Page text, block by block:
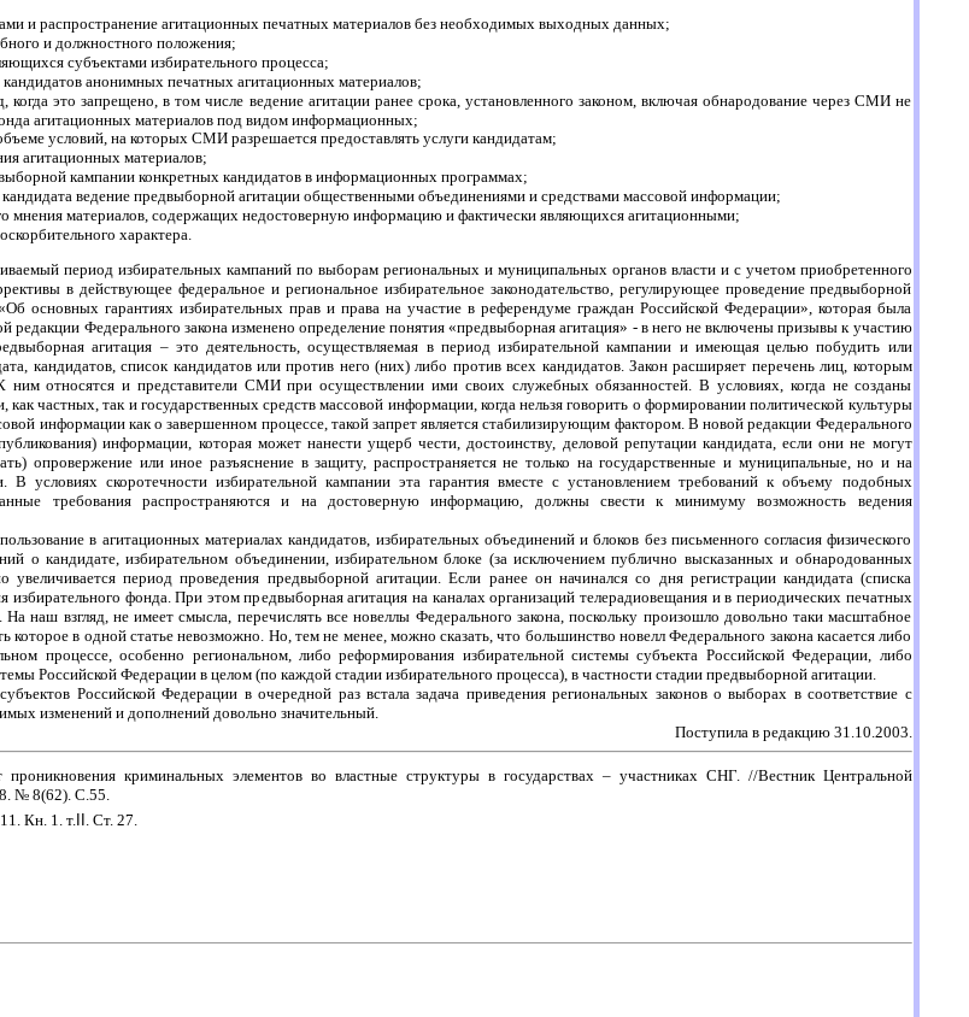
и распространение агитационных печатных материалов без необходимых выходных данных;
и должностного положения;
субъектами избирательного процесса;
анонимных печатных агитационных материалов;
это запрещено, в том числе ведение агитации ранее срока, установленного законом, включая обнародование через СМИ не
агитационных материалов под видом информационных;
условий, на которых СМИ разрешается предоставлять услуги кандидатам;
агитационных материалов;
кампании конкретных кандидатов в информационных программах;
кандидата ведение предвыборной агитации общественными объединениями и средствами массовой информации;
мнения материалов, содержащих недостоверную информацию и фактически являющихся агитационными;
характера.
период избирательных кампаний по выборам региональных и муниципальных органов власти и с учетом приобретенного
в действующее федеральное и региональное избирательное законодательство, регулирующее проведение предвыборной
основных гарантиях избирательных прав и права на участие в референдуме граждан Российской Федерации», которая была
редакции Федерального закона изменено определение понятия «предвыборная агитация» - в него не включены призывы к участию
агитация – это деятельность, осуществляемая в период избирательной кампании и имеющая целью побудить или
кандидатов, список кандидатов или против него (них) либо против всех кандидатов. Закон расширяет перечень лиц, которым
относятся и представители СМИ при осуществлении ими своих служебных обязанностей. В условиях, когда не созданы
частных, так и государственных средств массовой информации, когда нельзя говорить о формировании политической культуры
информации как о завершенном процессе, такой запрет является стабилизирующим фактором. В новой редакции Федерального
информации, которая может нанести ущерб чести, достоинству, деловой репутации кандидата, если они не могут
опровержение или иное разъяснение в защиту, распространяется не только на государственные и муниципальные, но и на
В условиях скоротечности избирательной кампании эта гарантия вместе с установлением требований к объему подобных
требования распространяются и на достоверную информацию, должны свести к минимуму возможность ведения
в агитационных материалах кандидатов, избирательных объединений и блоков без письменного согласия физического
о кандидате, избирательном объединении, избирательном блоке (за исключением публично высказанных и обнародованных
период проведения предвыборной агитации. Если ранее он начинался со дня регистрации кандидата (списка
избирательного фонда. При этом предвыборная агитация на каналах организаций телерадиовещания и в периодических печатных
наш взгляд, не имеет смысла, перечислять все новеллы Федерального закона, поскольку произошло довольно таки масштабное
которое в одной статье невозможно. Но, тем не менее, можно сказать, что большинство новелл Федерального закона касается либо
процессе, особенно региональном, либо реформирования избирательной системы субъекта Российской Федерации, либо
Российской Федерации в целом (по каждой стадии избирательного процесса), в частности стадии предвыборной агитации.
Российской Федерации в очередной раз встала задача приведения региональных законов о выборах в соответствие с
изменений и дополнений довольно значительный.
Поступила в редакцию 31.10.2003.
криминальных элементов во властные структуры в государствах – участниках СНГ. //Вестник Центральной
№ 8(62). С.55.
Кн. 1. т.II . Ст. 27.